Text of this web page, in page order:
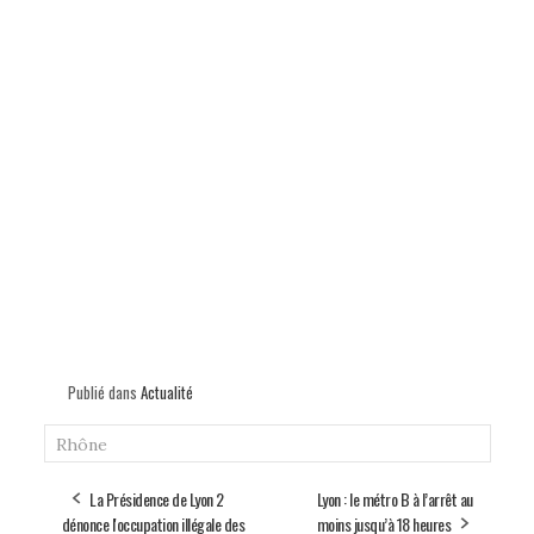
Publié dans Actualité
Rhône
La Présidence de Lyon 2
dénonce l'occupation illégale des
Lyon : le métro B à l’arrêt au
moins jusqu’à 18 heures